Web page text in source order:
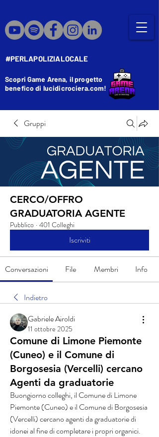
#PERLAPOLIZIALOCALE
Scopri Game Arena, il progetto
benefico di lucidicrociera.com!
Gruppi
CERCO/OFFRO
GRADUATORIA AGENTE
Pubblico · 401 Colleghi
Iscriviti
Conversazioni File Membri Info
Indietro
Gabriele Airoldi
11 ottobre 2025
Comune di Limone Piemonte
(Cuneo) e il Comune di
Borgosesia (Vercelli) cercano
Agenti da graduatorie
Buongiorno colleghi, il Comune di Limone
Piemonte (Cuneo) e il Comune di Borgosesia
(Vercelli) cercano agenti da graduatorie di
idonei al fine di completare i propri organici.